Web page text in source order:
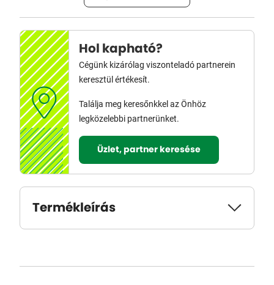
Hol kapható?
Cégünk kizárólag viszonteladó partnerein
keresztül értékesít.
Találja meg keresőnkkel az Önhöz
legközelebbi partnerünket.
Üzlet, partner keresése
Termékleírás